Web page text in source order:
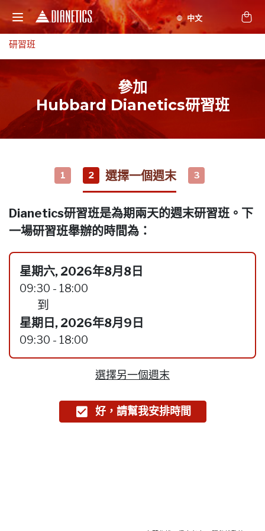
研習班
參加
Hubbard Dianetics研習班
1 2 選擇一個週末 3
Dianetics研習班是為期兩天的週末研習班。下
一場研習班舉辦的時間為：
星期六, 2026年8月8日
09:30 - 18:00
到
星期日, 2026年8月9日
09:30 - 18:00
選擇另一個週末
好，請幫我安排時間